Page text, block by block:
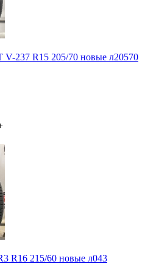
237 R15 205/70 новые л20570
R16 215/60 новые л043